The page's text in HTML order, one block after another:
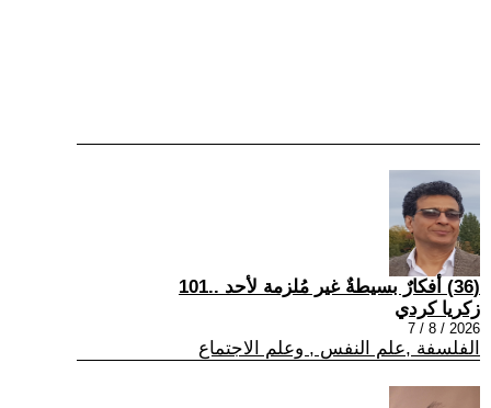
(36) أفكارٌ بسيطةٌ غير مُلزمة لأحد ..101
زكريا كردي
2026 / 8 / 7
الفلسفة ,علم النفس , وعلم الاجتماع